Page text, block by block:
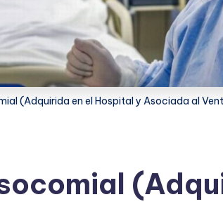
(Adquirida en el Hospital y Asociada al